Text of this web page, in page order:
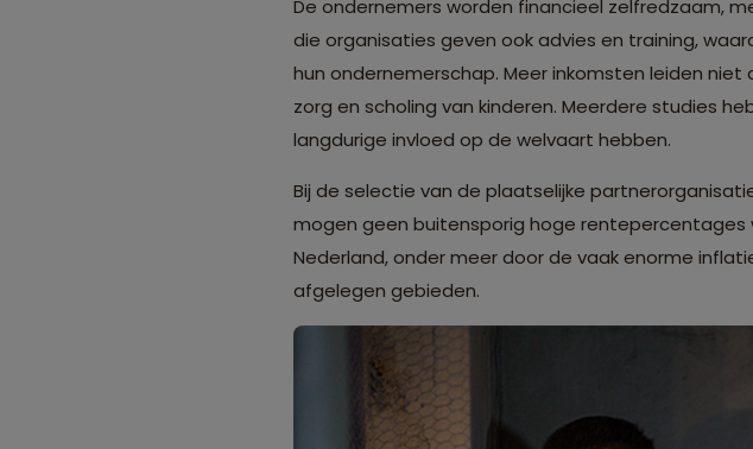
De ondernemers worden financieel zelfredzaam,
die organisaties geven ook advies en training,
hun ondernemerschap. Meer inkomsten leiden
zorg en scholing van kinderen. Meerdere studies
langdurige invloed op de welvaart hebben.
Bij de selectie van de plaatselijke
mogen geen buitensporig hoge rentepercentages
Nederland, onder meer door de vaak enorme
afgelegen gebieden.